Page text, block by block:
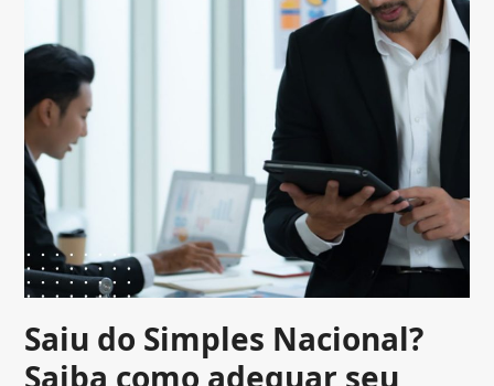
Saiu do Simples Nacional?
Saiba como adequar seu